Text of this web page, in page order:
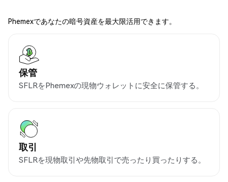
Phemexであなたの暗号資産を最大限活用できます。
保管
SFLRをPhemexの現物ウォレットに安全に保管する。
取引
SFLRを現物取引や先物取引で売ったり買ったりする。